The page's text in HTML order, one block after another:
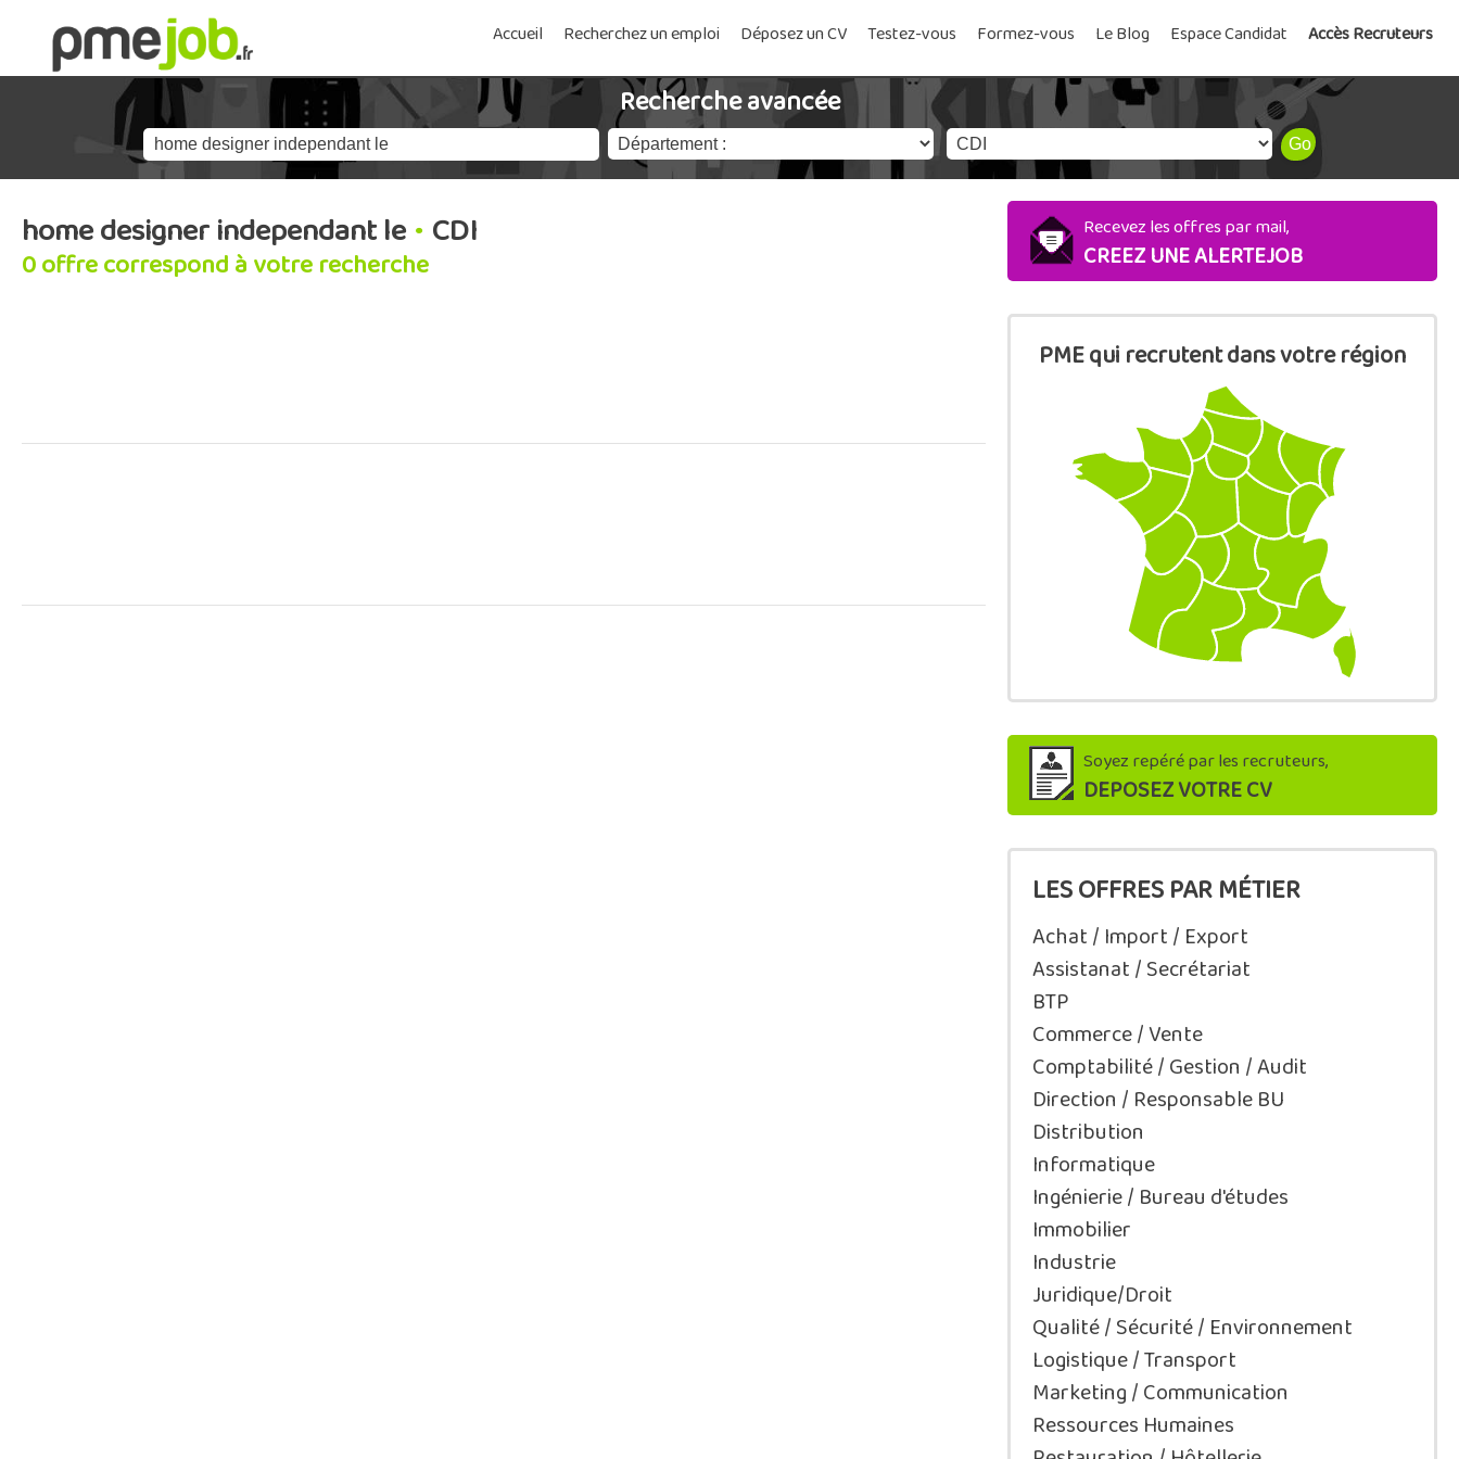
Accueil Recherchez un emploi Déposez un CV Testez-vous Formez-vous Le Blog Espace Candidat Accès Recruteurs
Recherche avancée
home designer independant le • CDI
0 offre correspond à votre recherche
Recevez les offres par mail,
CREEZ UNE ALERTEJOB
PME qui recrutent dans votre région
Soyez repéré par les recruteurs,
DEPOSEZ VOTRE CV
LES OFFRES PAR MÉTIER
Achat / Import / Export
Assistanat / Secrétariat
BTP
Commerce / Vente
Comptabilité / Gestion / Audit
Direction / Responsable BU
Distribution
Informatique
Ingénierie / Bureau d'études
Immobilier
Industrie
Juridique/Droit
Qualité / Sécurité / Environnement
Logistique / Transport
Marketing / Communication
Ressources Humaines